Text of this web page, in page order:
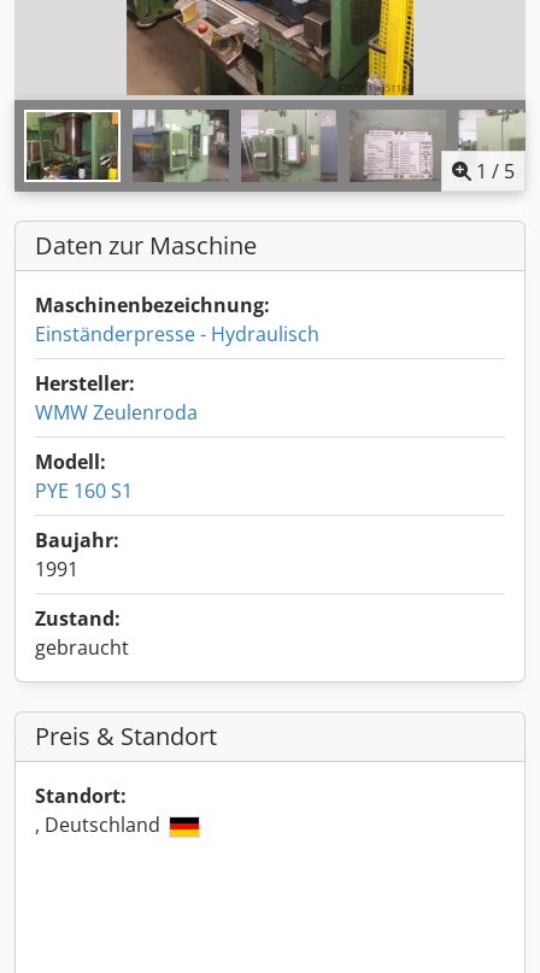
1 / 5
Daten zur Maschine
Maschinenbezeichnung:
Einständerpresse - Hydraulisch
Hersteller:
WMW Zeulenroda
Modell:
PYE 160 S1
Baujahr:
1991
Zustand:
gebraucht
Preis & Standort
Standort:
, Deutschland